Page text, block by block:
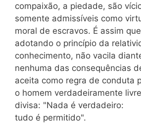
compaixão, a piedade, são
somente admissíveis como
moral de escravos. É assim
adotando o princípio da
conhecimento, não vacila
nenhuma das consequências
aceita como regra de conduta
o homem verdadeiramente
divisa: "Nada é verdadeiro:
tudo é permitido".